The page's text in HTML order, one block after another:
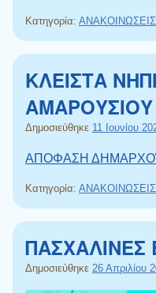
Κατηγορία: ΑΝΑΚΟΙΝΩΣΕΙΣ
ΚΛΕΙΣΤΑ
Δημοσιεύθηκε 11 Ιουνίου
ΑΠΟΦΑΣΗ
Κατηγορία: ΑΝΑΚΟΙΝΩΣΕΙΣ
ΠΑΣΧΑΛΙΝΕΣ
Δημοσιεύθηκε 26 Απριλίου